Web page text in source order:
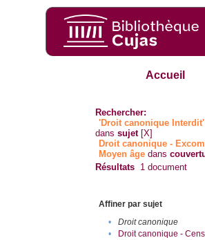
Accueil
Rechercher:
'Droit canonique Interdit'
danssujet [X]
Droit canonique -
Moyen âge dans
Résultats 1 document
Affiner par sujet
•
Droit canonique
•
Droit canonique -